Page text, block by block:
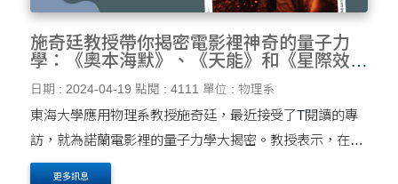
施奇廷教授帶你揭密電影裡神奇的量子力
學：《奧本海默》、《天能》和《星際效
日期 : 2024-04-19 點閱 : 4111 單位 : 物理系
東海大學應用物理系教授施奇廷，最近接受了T閱讀的專
訪，就為諾蘭電影裡的量子力學大揭密。教授表示，在電
影《奧本海默》中，所處的時代正是量子力學革命風起雲
更多訊息